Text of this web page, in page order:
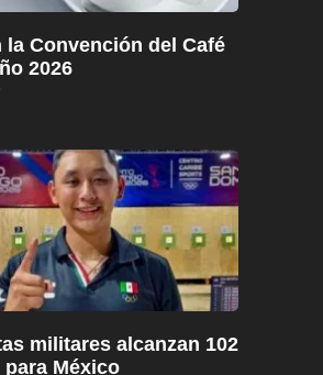
la Convención del Café
2026
militares alcanzan 102
para México